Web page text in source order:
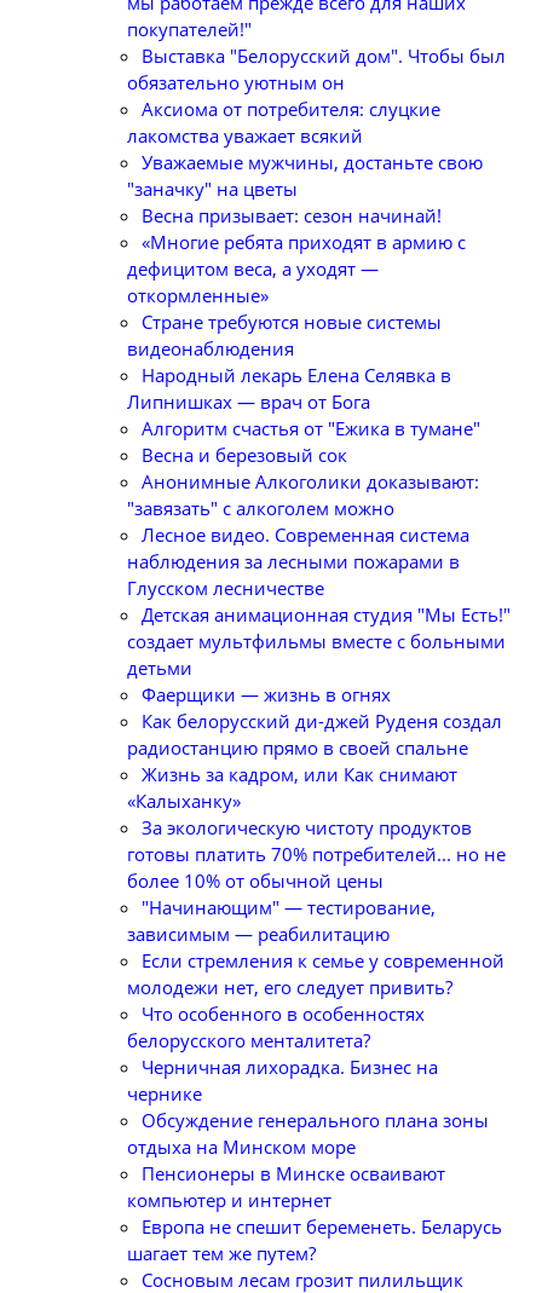
покупателей!"
Выставка "Белорусский дом". Чтобы был
обязательно уютным он
Аксиома от потребителя: слуцкие
лакомства уважает всякий
Уважаемые мужчины, достаньте свою
"заначку" на цветы
Весна призывает: сезон начинай!
«Многие ребята приходят в армию с
дефицитом веса, а уходят —
откормленные»
Стране требуются новые системы
видеонаблюдения
Народный лекарь Елена Селявка в
Липнишках — врач от Бога
Алгоритм счастья от "Ежика в тумане"
Весна и березовый сок
Анонимные Алкоголики доказывают:
"завязать" с алкоголем можно
Лесное видео. Современная система
наблюдения за лесными пожарами в
Глусском лесничестве
Детская анимационная студия "Мы Есть!"
создает мультфильмы вместе с больными
детьми
Фаерщики — жизнь в огнях
Как белорусский ди-джей Руденя создал
радиостанцию прямо в своей спальне
Жизнь за кадром, или Как снимают
«Калыханку»
За экологическую чистоту продуктов
готовы платить 70% потребителей... но не
более 10% от обычной цены
"Начинающим" — тестирование,
зависимым — реабилитацию
Если стремления к семье у современной
молодежи нет, его следует привить?
Что особенного в особенностях
белорусского менталитета?
Черничная лихорадка. Бизнес на
чернике
Обсуждение генерального плана зоны
отдыха на Минском море
Пенсионеры в Минске осваивают
компьютер и интернет
Европа не спешит беременеть. Беларусь
шагает тем же путем?
Сосновым лесам грозит пилильщик